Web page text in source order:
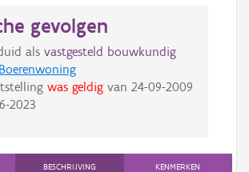
gevolgen
als vastgesteld bouwkundig
Boerenwoning
was geldigvan 24-09-2009
2023
BESCHRIJVING KENMERKEN